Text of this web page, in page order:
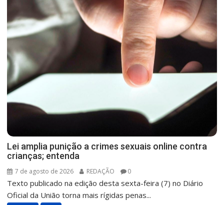
Lei amplia punição a crimes sexuais online contra
crianças; entenda
7 de agosto de 2026 REDAÇÃO 0
Texto publicado na edição desta sexta-feira (7) no Diário
Oficial da União torna mais rígidas penas...